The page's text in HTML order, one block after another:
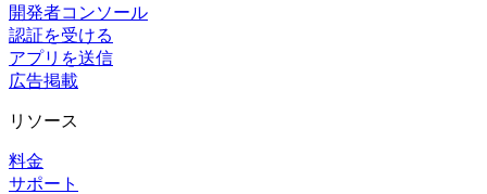
開発者コンソール
認証を受ける
アプリを送信
広告掲載
リソース
料金
サポート